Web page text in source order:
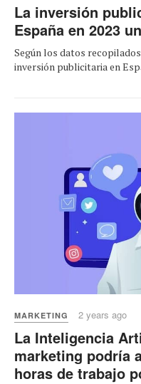
La inversión
España en 2023
Según los datos
inversión publicitaria en
MARKETING 2 years ago
La Inteligencia
marketing podría
horas de trabajo